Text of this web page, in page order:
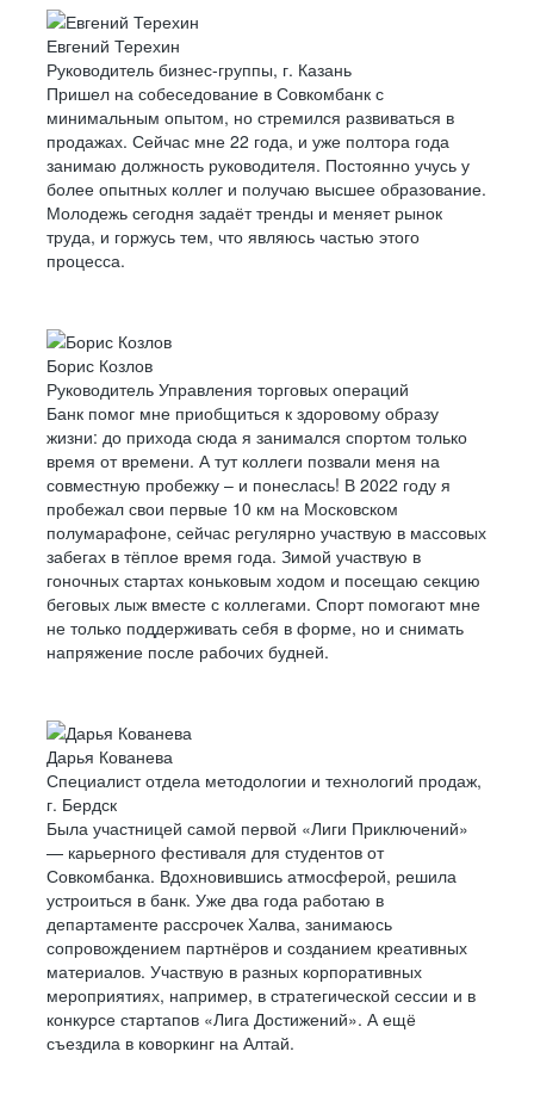
Евгений Терехин
Руководитель бизнес-группы, г. Казань
Пришел на собеседование в Совкомбанк с
минимальным опытом, но стремился развиваться в
продажах. Сейчас мне 22 года, и уже полтора года
занимаю должность руководителя. Постоянно учусь у
более опытных коллег и получаю высшее образование.
Молодежь сегодня задаёт тренды и меняет рынок
труда, и горжусь тем, что являюсь частью этого
процесса.
Борис Козлов
Руководитель Управления торговых операций
Банк помог мне приобщиться к здоровому образу
жизни: до прихода сюда я занимался спортом только
время от времени. А тут коллеги позвали меня на
совместную пробежку – и понеслась! В 2022 году я
пробежал свои первые 10 км на Московском
полумарафоне, сейчас регулярно участвую в массовых
забегах в тёплое время года. Зимой участвую в
гоночных стартах коньковым ходом и посещаю секцию
беговых лыж вместе с коллегами. Спорт помогают мне
не только поддерживать себя в форме, но и снимать
напряжение после рабочих будней.
Дарья Кованева
Специалист отдела методологии и технологий продаж,
г. Бердск
Была участницей самой первой «Лиги Приключений»
— карьерного фестиваля для студентов от
Совкомбанка. Вдохновившись атмосферой, решила
устроиться в банк. Уже два года работаю в
департаменте рассрочек Халва, занимаюсь
сопровождением партнёров и созданием креативных
материалов. Участвую в разных корпоративных
мероприятиях, например, в стратегической сессии и в
конкурсе стартапов «Лига Достижений». А ещё
съездила в коворкинг на Алтай.